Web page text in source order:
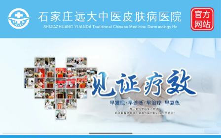
石家庄远大中医皮肤病医院
SHIJIAZHUANG YUANDA Traditional Chinese Medicine Dermatology Ho